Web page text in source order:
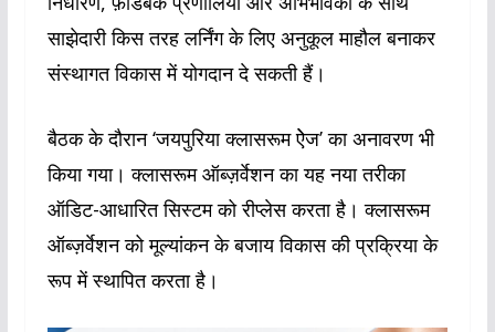
साझेदारी किस तरह लर्निंग के लिए अनुकूल माहौल बनाकर
संस्थागत विकास में योगदान दे सकती हैं।
बैठक के दौरान ‘जयपुरिया क्लासरूम ऐेज’ का अनावरण भी
किया गया। क्लासरूम ऑब्ज़र्वेशन का यह नया तरीका
ऑडिट-आधारित सिस्टम को रीप्लेस करता है। क्लासरूम
ऑब्ज़र्वेशन को मूल्यांकन के बजाय विकास की प्रक्रिया के
रूप में स्थापित करता है।